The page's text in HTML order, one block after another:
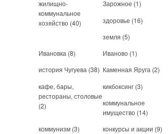
жилищно-
коммунальное
хозяйство (40)
Зарожное (1)
здоровье (16)
земля (5)
Ивановка (8) Иваново (1)
история Чугуева (38) Каменная Яруга (2)
кафе, бары,
рестораны, столовые
(2)
кикбоксинг (3)
коммунальное
имущество (14)
коммунизм (3) конкурсы и акции (9)